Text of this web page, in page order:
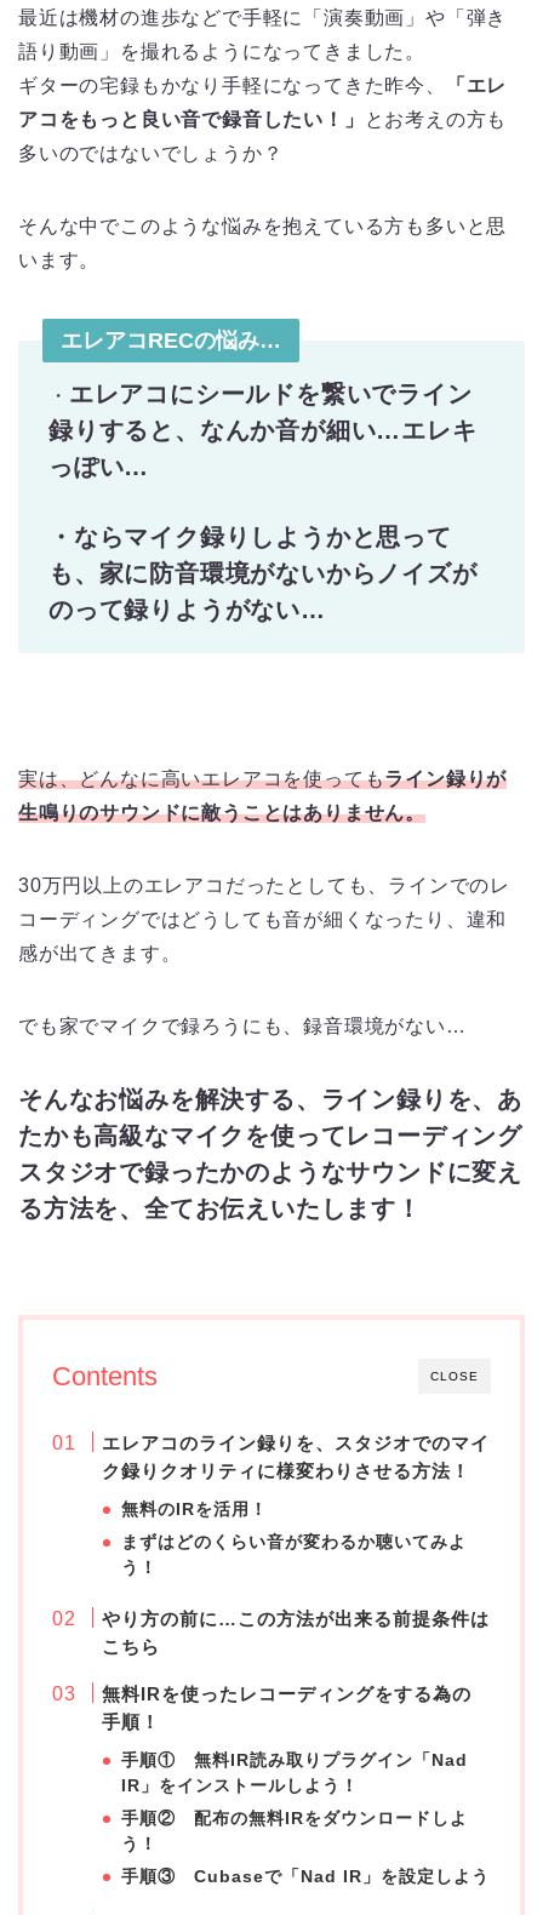
最近は機材の進歩などで手軽に「演奏動画」や「弾き
語り動画」を撮れるようになってきました。
ギターの宅録もかなり手軽になってきた昨今、
「エレ
アコをもっと良い音で録音したい！」
とお考えの方も
多いのではないでしょうか？
そんな中でこのような悩みを抱えている方も多いと思
います。
エレアコRECの悩み…
・ エレアコにシールドを繋いでライン
録りすると、なんか音が細い…エレキ
っぽい…
・ならマイク録りしようかと思って
も、家に防音環境がないからノイズが
のって録りようがない…
実は、どんなに高いエレアコを使ってもライン録りが
生鳴りのサウンドに敵うことはありません。
30万円以上のエレアコだったとしても、ラインでのレ
コーディングではどうしても音が細くなったり、違和
感が出てきます。
でも家でマイクで録ろうにも、録音環境がない…
そんなお悩みを解決する、ライン録りを、あ
たかも高級なマイクを使ってレコーディング
スタジオで録ったかのようなサウンドに変え
る方法を、全てお伝えいたします！
CLOSE
Contents
エレアコのライン録りを、スタジオでのマイ
ク録りクオリティに様変わりさせる方法！
無料のIRを活用！
まずはどのくらい音が変わるか聴いてみよ
う！
やり方の前に…この方法が出来る前提条件は
こちら
無料IRを使ったレコーディングをする為の
手順！
手順① 無料IR読み取りプラグイン「Nad
IR」をインストールしよう！
手順② 配布の無料IRをダウンロードしよ
う！
手順③ Cubaseで「Nad IR」を設定しよう